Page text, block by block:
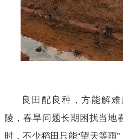
良田配良种，方能解
陵，春旱问题长期困扰当地
时，不少稻田只能“望天等雨